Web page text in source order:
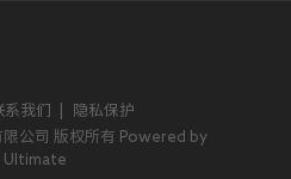
系我们
隐私保护
公司 版权所有 Powered by
Ultimate